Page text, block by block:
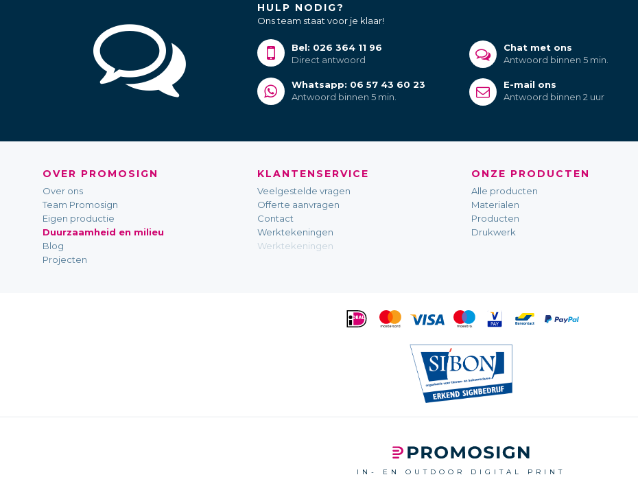
HULP NODIG?
Ons team staat voor je klaar!
Bel: 026 364 11 96
Direct antwoord
Chat met ons
Antwoord binnen 5 min.
Whatsapp: 06 57 43 60 23
Antwoord binnen 5 min.
E-mail ons
Antwoord binnen 2 uur
OVER PROMOSIGN
Over ons
Team Promosign
Eigen productie
Duurzaamheid en milieu
Blog
Projecten
KLANTENSERVICE
Veelgestelde vragen
Offerte aanvragen
Contact
Werktekeningen
Werktekeningen
ONZE PRODUCTEN
Alle producten
Materialen
Producten
Drukwerk
IN- EN OUTDOOR DIGITAL PRINT